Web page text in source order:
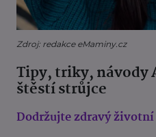
Zdroj: redakce eMaminy.cz
Tipy, triky, návody
štěstí strůjce
Dodržujte zdravý